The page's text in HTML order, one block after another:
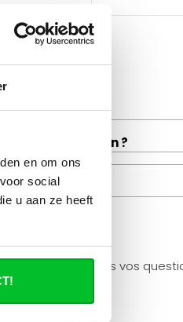
en om ons
social
u aan ze heeft
dans votre région ?
se produit.
répondre à toutes vos